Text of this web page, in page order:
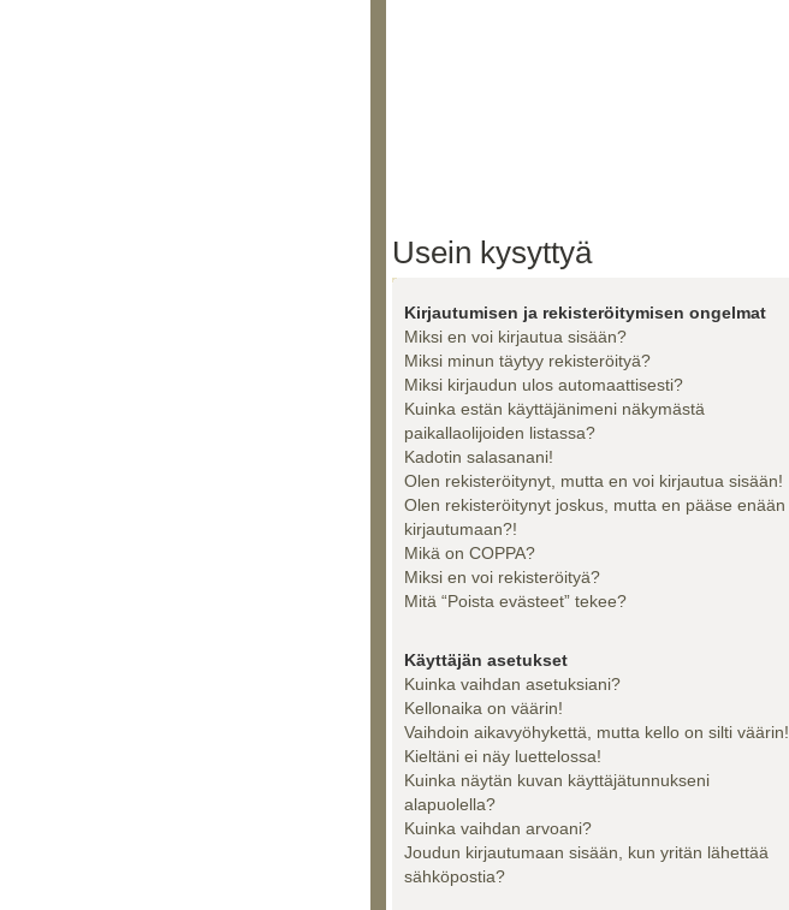
Usein kysyttyä
Kirjautumisen ja rekisteröitymisen ongelmat
Miksi en voi kirjautua sisään?
Miksi minun täytyy rekisteröityä?
Miksi kirjaudun ulos automaattisesti?
Kuinka estän käyttäjänimeni näkymästä
paikallaolijoiden listassa?
Kadotin salasanani!
Olen rekisteröitynyt, mutta en voi kirjautua sisään!
Olen rekisteröitynyt joskus, mutta en pääse enään
kirjautumaan?!
Mikä on COPPA?
Miksi en voi rekisteröityä?
Mitä “Poista evästeet” tekee?
Käyttäjän asetukset
Kuinka vaihdan asetuksiani?
Kellonaika on väärin!
Vaihdoin aikavyöhykettä, mutta kello on silti väärin!
Kieltäni ei näy luettelossa!
Kuinka näytän kuvan käyttäjätunnukseni
alapuolella?
Kuinka vaihdan arvoani?
Joudun kirjautumaan sisään, kun yritän lähettää
sähköpostia?